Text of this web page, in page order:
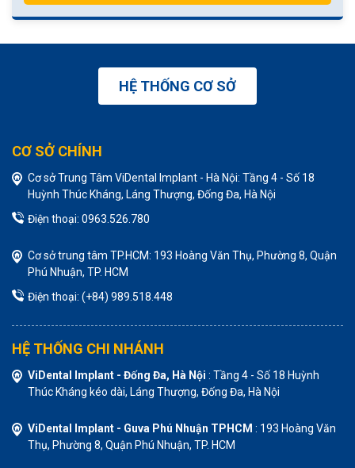
HỆ THỐNG CƠ SỞ
CƠ SỞ CHÍNH
Cơ sở Trung Tâm ViDental Implant - Hà Nội: Tầng 4 - Số 18
Huỳnh Thúc Kháng, Láng Thượng, Đống Đa, Hà Nội
Điện thoại: 0963.526.780
Cơ sở trung tâm TP.HCM: 193 Hoàng Văn Thụ, Phường 8, Quận
Phú Nhuận, TP. HCM
Điện thoại: (+84) 989.518.448
HỆ THỐNG CHI NHÁNH
ViDental Implant - Đống Đa, Hà Nội : Tầng 4 - Số 18 Huỳnh
Thúc Kháng kéo dài, Láng Thượng, Đống Đa, Hà Nội
ViDental Implant - Guva Phú Nhuận TPHCM : 193 Hoàng Văn
Thụ, Phường 8, Quận Phú Nhuận, TP. HCM